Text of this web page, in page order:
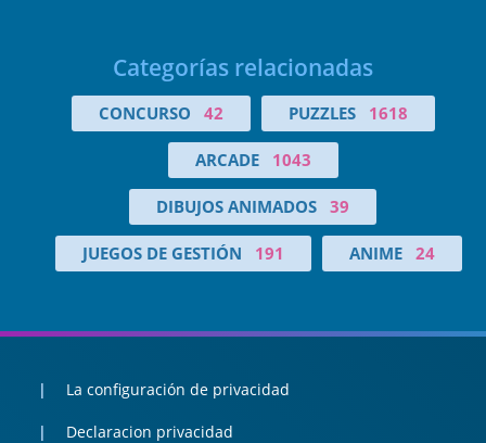
Categorías relacionadas
CONCURSO 42 PUZZLES 1618
ARCADE 1043
DIBUJOS ANIMADOS 39
JUEGOS DE GESTIÓN 191 ANIME 24
La configuración de privacidad
Declaracion privacidad